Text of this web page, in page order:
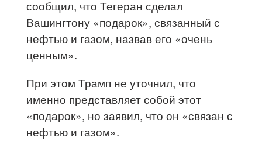
сообщил, что Тегеран сделал
Вашингтону «подарок», связанный с
нефтью и газом, назвав его «очень
ценным».
При этом Трамп не уточнил, что
именно представляет собой этот
«подарок», но заявил, что он «связан с
нефтью и газом».